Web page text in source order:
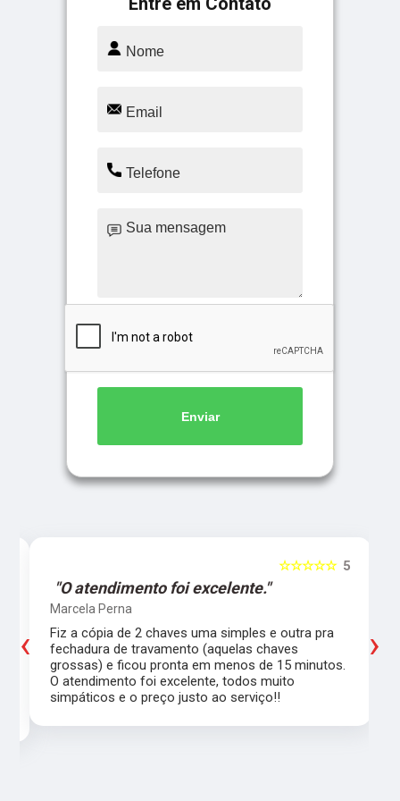
Enviar
5
☆☆☆☆☆
"O atendimento foi excelente."
Marcela Perna
Fiz a cópia de 2 chaves uma simples e outra pra
fechadura de travamento (aquelas chaves
grossas) e ficou pronta em menos de 15 minutos.
O atendimento foi excelente, todos muito
simpáticos e o preço justo ao serviço!!
‹ ›